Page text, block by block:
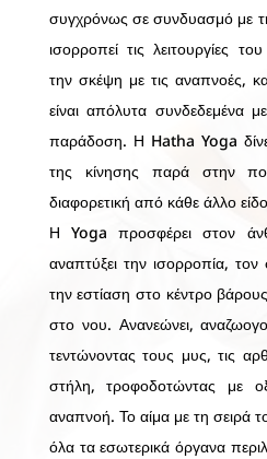
συγχρόνως σε συνδυασμό με
ισορροπεί τις λειτουργίες
την σκέψη με τις αναπνοές,
είναι απόλυτα συνδεδεμένα
παράδοση. Η Hatha Yoga
της κίνησης παρά στην
διαφορετική από κάθε άλλο
Η Yoga προσφέρει στον
αναπτύξει την ισορροπία, τον
την εστίαση στο κέντρο
στο νου. Ανανεώνει,
τεντώνοντας τους μυς, τις
στήλη, τροφοδοτώντας με
αναπνοή. Το αίμα με τη σειρά
όλα τα εσωτερικά όργανα